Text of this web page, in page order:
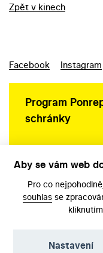
Zpět v kinech
Facebook Instagram
Program
schránky
Aby se vám web
Pro co
souhlas se
Nastavení